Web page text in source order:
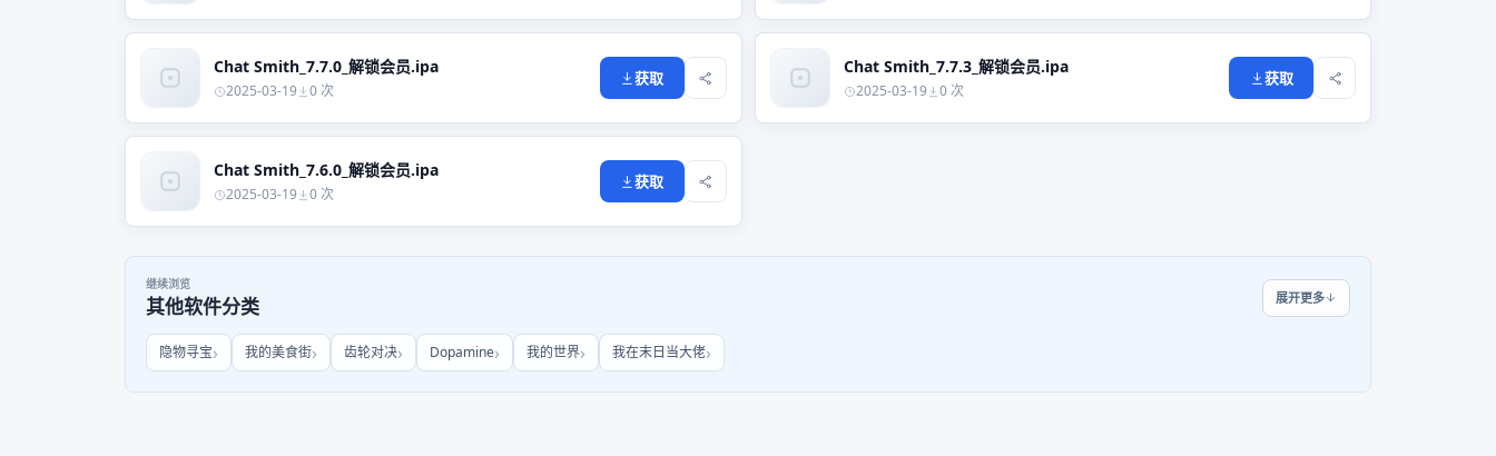
Chat Smith_7.7.0_解锁会员.ipa
2025-03-19 0 次
获取
Chat Smith_7.7.3_解锁会员.ipa
2025-03-19 0 次
获取
Chat Smith_7.6.0_解锁会员.ipa
2025-03-19 0 次
获取
继续浏览
其他软件分类 展开更多
隐物寻宝 我的美食街 齿轮对决 Dopamine 我的世界 我在末日当大佬